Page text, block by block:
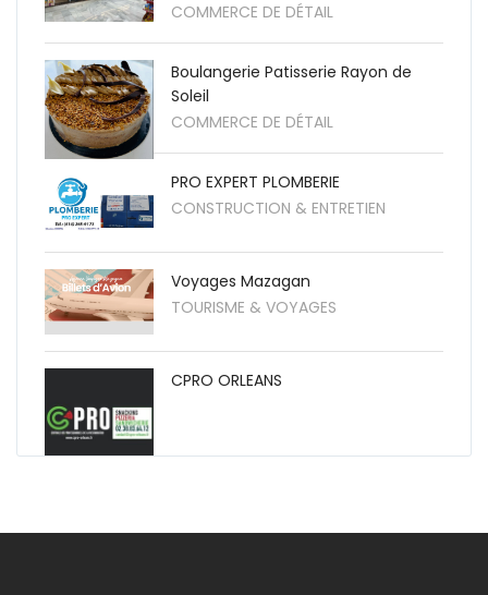
COMMERCE DE DÉTAIL
Boulangerie Patisserie Rayon de
Soleil
COMMERCE DE DÉTAIL
PRO EXPERT PLOMBERIE
CONSTRUCTION & ENTRETIEN
Voyages Mazagan
TOURISME & VOYAGES
CPRO ORLEANS